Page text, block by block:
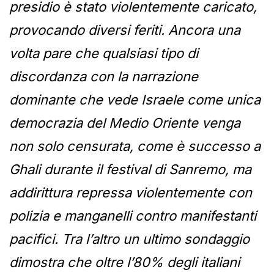
presidio è stato violentemente caricato,
provocando diversi feriti. Ancora una
volta pare che qualsiasi tipo di
discordanza con la narrazione
dominante che vede Israele come unica
democrazia del Medio Oriente venga
non solo censurata, come è successo a
Ghali durante il festival di Sanremo, ma
addirittura repressa violentemente con
polizia e manganelli contro manifestanti
pacifici. Tra l’altro un ultimo sondaggio
dimostra che oltre l’80% degli italiani